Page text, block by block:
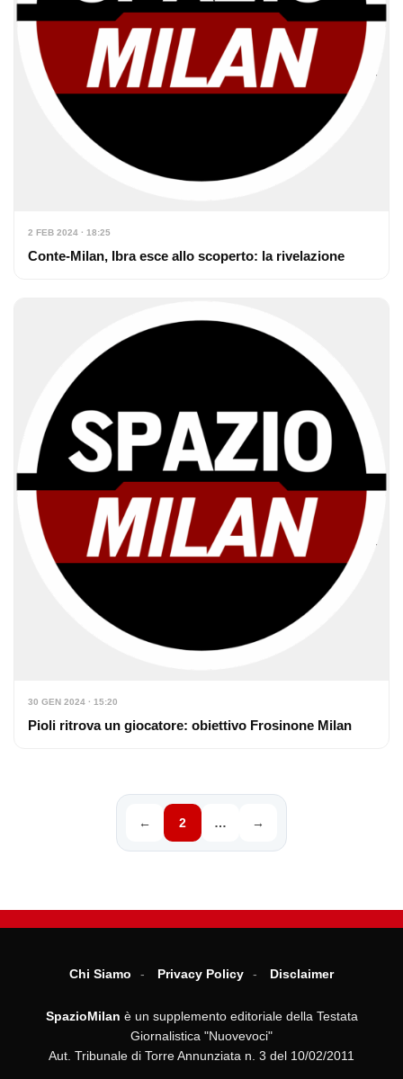
2 FEB 2024 · 18:25
Conte-Milan, Ibra esce allo scoperto: la rivelazione
30 GEN 2024 · 15:20
Pioli ritrova un giocatore: obiettivo Frosinone Milan
← 2 … →
Chi Siamo Privacy Policy Disclaimer
SpazioMilan è un supplemento editoriale della Testata
Giornalistica "Nuovevoci"
Aut. Tribunale di Torre Annunziata n. 3 del 10/02/2011